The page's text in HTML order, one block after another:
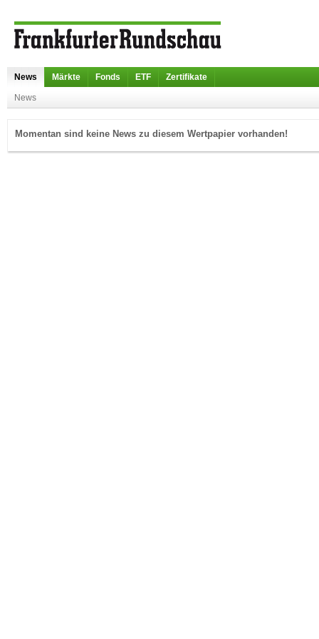
News Märkte Fonds ETF Zertifikate
News
Momentan sind keine News zu diesem Wertpapier vorhanden!